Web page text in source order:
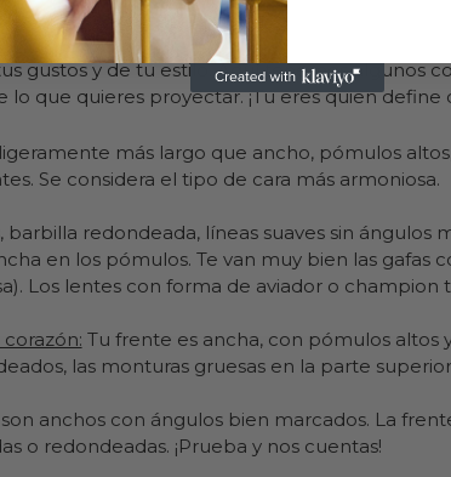
gustos y de tu estilo. Aquí tenemos algunos
que quieres proyectar. ¡Tú eres quien define
más largo que ancho, pómulos
Se considera el tipo de cara más armoniosa.
barbilla redondeada, líneas suaves sin ángulos
en los pómulos. Te van muy bien las
Los lentes con forma de aviador o champion
Tu frente es ancha, con pómulos altos
las monturas gruesas en la parte
anchos con ángulos bien marcados. La
o redondeadas. ¡Prueba y nos cuentas!